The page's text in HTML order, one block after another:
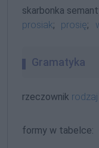
skarbonka
prosiak; prosię;
Gramatyka
rzeczownik
formy w tabelce: